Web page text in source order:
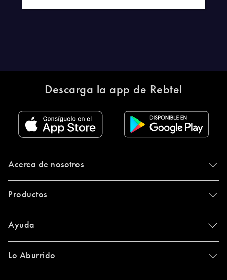
Descarga la app de Rebtel
Acerca de nosotros
Productos
Ayuda
Lo Aburrido